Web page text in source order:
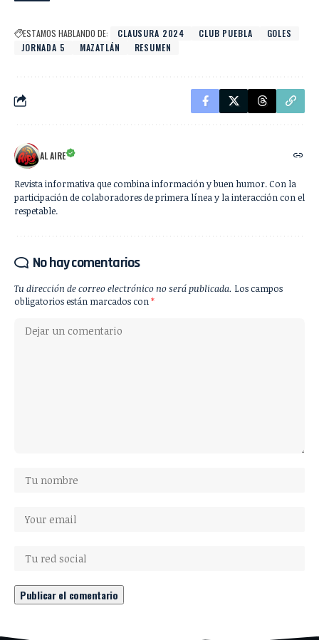
ESTAMOS HABLANDO DE: CLAUSURA 2024 CLUB PUEBLA
GOLES
JORNADA 5
MAZATLÁN RESUMEN
AL AIRE
Revista informativa que combina información y buen humor. Con la
participación de colaboradores de primera línea y la interacción con el
respetable.
No hay comentarios
Tu dirección de correo electrónico no será publicada. Los campos
obligatorios están marcados con*